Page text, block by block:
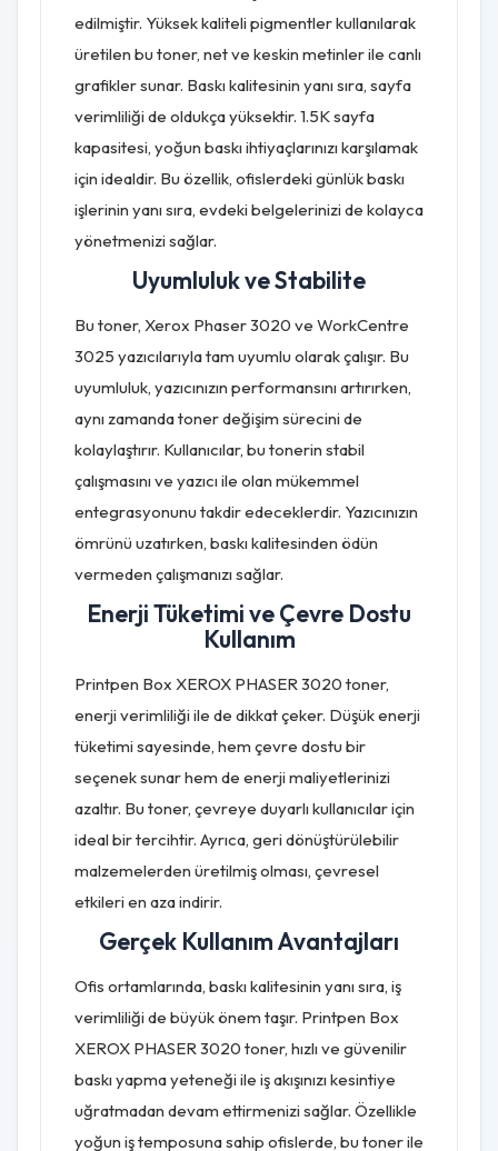
edilmiştir. Yüksek kaliteli pigmentler kullanılarak
üretilen bu toner, net ve keskin metinler ile canlı
grafikler sunar. Baskı kalitesinin yanı sıra, sayfa
verimliliği de oldukça yüksektir. 1.5K sayfa
kapasitesi, yoğun baskı ihtiyaçlarınızı karşılamak
için idealdir. Bu özellik, ofislerdeki günlük baskı
işlerinin yanı sıra, evdeki belgelerinizi de kolayca
yönetmenizi sağlar.
Uyumluluk ve Stabilite
Bu toner, Xerox Phaser 3020 ve WorkCentre
3025 yazıcılarıyla tam uyumlu olarak çalışır. Bu
uyumluluk, yazıcınızın performansını artırırken,
aynı zamanda toner değişim sürecini de
kolaylaştırır. Kullanıcılar, bu tonerin stabil
çalışmasını ve yazıcı ile olan mükemmel
entegrasyonunu takdir edeceklerdir. Yazıcınızın
ömrünü uzatırken, baskı kalitesinden ödün
vermeden çalışmanızı sağlar.
Enerji Tüketimi ve Çevre Dostu
Kullanım
Printpen Box XEROX PHASER 3020 toner,
enerji verimliliği ile de dikkat çeker. Düşük enerji
tüketimi sayesinde, hem çevre dostu bir
seçenek sunar hem de enerji maliyetlerinizi
azaltır. Bu toner, çevreye duyarlı kullanıcılar için
ideal bir tercihtir. Ayrıca, geri dönüştürülebilir
malzemelerden üretilmiş olması, çevresel
etkileri en aza indirir.
Gerçek Kullanım Avantajları
Ofis ortamlarında, baskı kalitesinin yanı sıra, iş
verimliliği de büyük önem taşır. Printpen Box
XEROX PHASER 3020 toner, hızlı ve güvenilir
baskı yapma yeteneği ile iş akışınızı kesintiye
uğratmadan devam ettirmenizi sağlar. Özellikle
yoğun iş temposuna sahip ofislerde, bu toner ile